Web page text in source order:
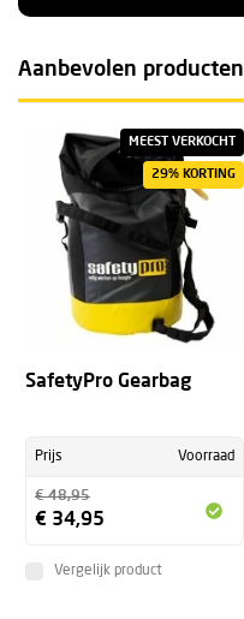
Aanbevolen producten
MEEST VERKOCHT
29% KORTING
SafetyPro Gearbag
Prijs Voorraad
€ 48,95
€ 34,95
Vergelijk product